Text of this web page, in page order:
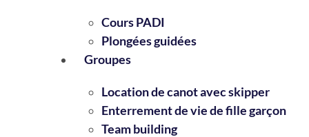
Cours PADI
Plongées guidées
Groupes
Location de canot avec skipper
Enterrement de vie de fille garçon
Team building